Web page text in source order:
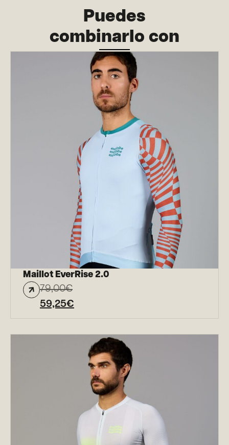
Puedes
combinarlo con
Maillot EverRise 2.0
79,00€
59,25€